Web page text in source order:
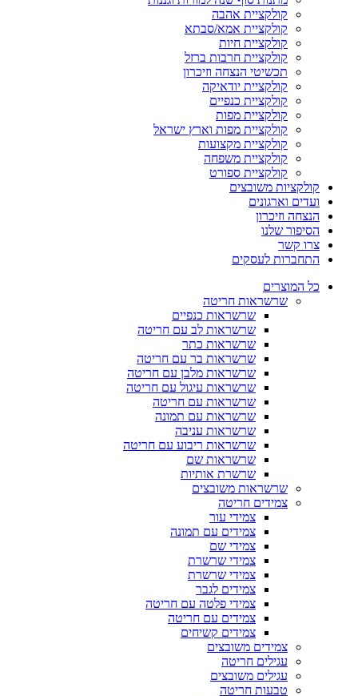
קולקציית אהבה
קולקציית אמא/סבתא
קולקציית חיות
קולקציית חרבות ברזל
תכשיטי הנצחה וזיכרון
קולקציית יודאיקה
קולקציית כנפיים
קולקציית מפות
קולקציית מפות וארץ ישראל
קולקציית מקצועות
קולקציית משפחה
קולקציית ספורט
קולקציות משובצים
ועדים וארגונים
הנצחה וזיכרון
הסיפור שלנו
צרו קשר
התחברות לעסקים
כל המוצרים
שרשראות חריטה
שרשראות כנפיים
שרשראות לב עם חריטה
שרשראות כתר
שרשראות בר עם חריטה
שרשראות מלבן עם חריטה
שרשראות עיגול עם חריטה
שרשראות עם חריטה
שרשראות עם תמונה
שרשראות עניבה
שרשראות ריבוע עם חריטה
שרשראות שם
שרשרת אותיות
שרשראות משובצים
צמידים חריטה
צמידי עור
צמידים עם תמונה
צמידי שם
צמידי שרשרת
צמידי שרשרת
צמידים לגבר
צמידי פלטה עם חריטה
צמידים עם חריטה
צמידים קשיחים
צמידים משובצים
עגילים חריטה
עגילים משובצים
טבעות חריטה